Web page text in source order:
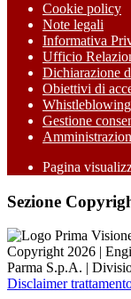
Cookie policy
Note legali
Informativa
Ufficio
Dichiarazione
Obiettivi di
Whistleblowing
Gestione
Pagina
Sezione
Copyright 2026 |
Parma S.p.A. |
Disclaimer